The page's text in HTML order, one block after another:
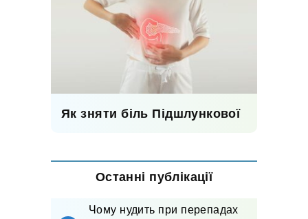
Як зняти біль Підшлункової
Останні публікації
Чому нудить при перепадах